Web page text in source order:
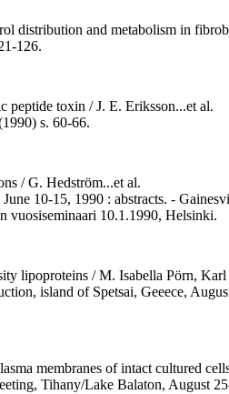
distribution and metabolism in
126.
toxin / J. E. Eriksson...et al.
s. 60-66.
/ G. Hedström...et al.
10-15, 1990 : abstracts. -
vuosiseminaari 10.1.1990, Helsinki.
lipoproteins / M. Isabella Pörn,
island of Spetsai, Geeece,
membranes of intact cultured
Tihany/Lake Balaton, August